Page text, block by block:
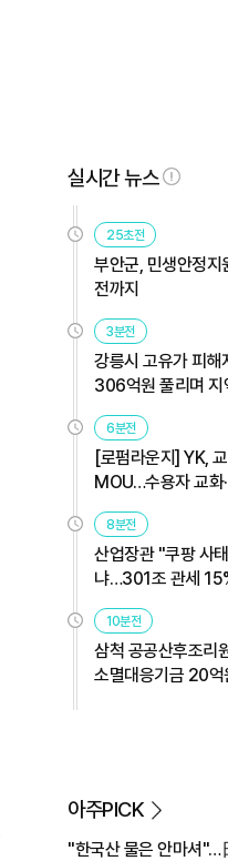
실시간 뉴스
25초전
부안군, 민생안정
전까지
3분전
강릉시 고유가 피
306억원 풀리며 지
6분전
[로펌라운지] YK,
MOU…수용자 교화
8분전
산업장관 "쿠팡 사
냐…301조 관세
10분전
삼척 공공산후조리
소멸대응기금 20억
아주PICK
"한국산 물은 안마셔"…